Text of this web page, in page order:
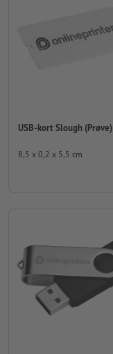
USB-kort Slough (Prøve)
8,5 x 0,2 x 5,5 cm